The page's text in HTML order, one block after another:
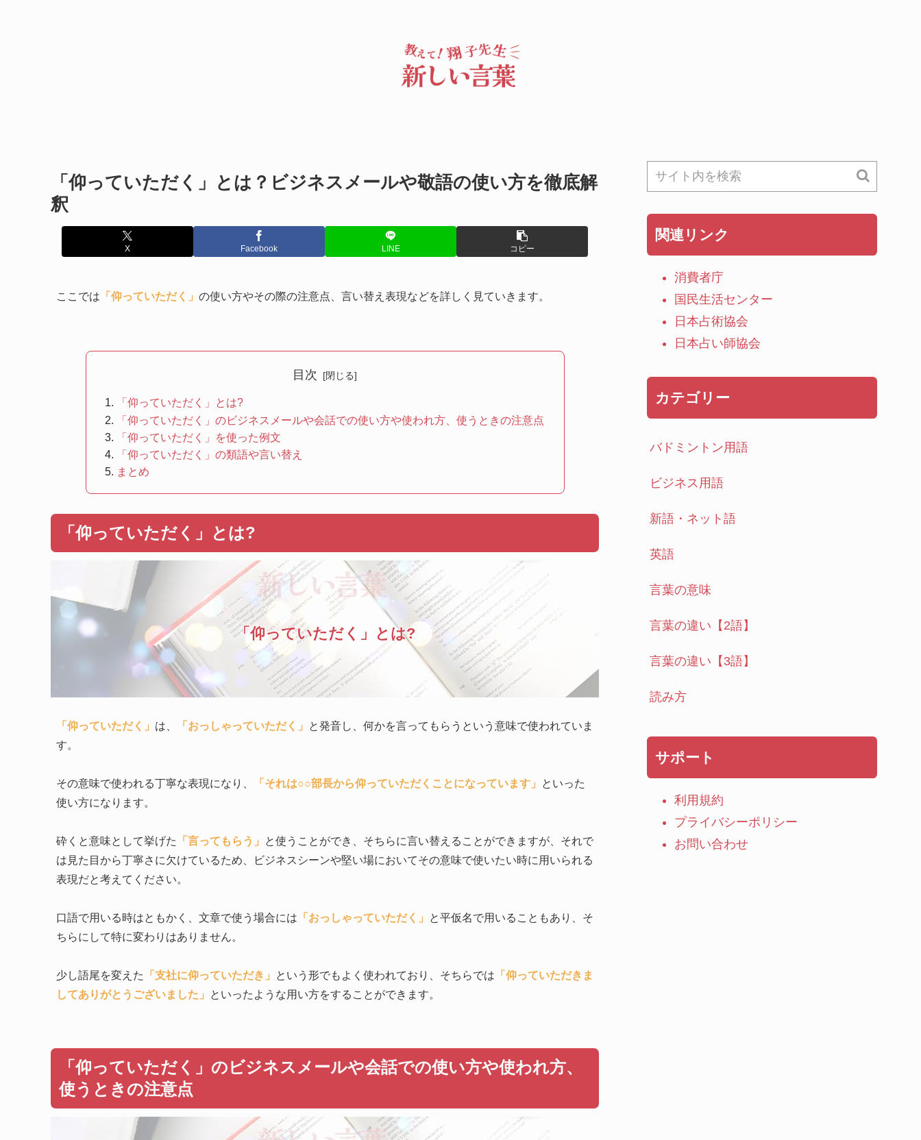
「仰っていただく」とは？ビジネスメールや敬語の使い方を徹底解
釈
X Facebook LINE コピー
ここでは 「仰っていただく」 の使い方やその際の注意点、言い替え表現などを詳しく見ていきます。
目次
「仰っていただく」とは?
「仰っていただく」のビジネスメールや会話での使い方や使われ方、使うときの注意点
「仰っていただく」を使った例文
「仰っていただく」の類語や言い替え
まとめ
「仰っていただく」とは?
「仰っていただく」とは?
「仰っていただく」 は、 「おっしゃっていただく」
と発音し、何かを言ってもらうという意味で使われていま
す。
その意味で使われる丁寧な表現になり、 「それは○○部長から仰っていただくことになっています」
といった
使い方になります。
砕くと意味として挙げた 「言ってもらう」
と使うことができ、そちらに言い替えることができますが、それで
は見た目から丁寧さに欠けているため、ビジネスシーンや堅い場においてその意味で使いたい時に用いられる
表現だと考えてください。
口語で用いる時はともかく、文章で使う場合には 「おっしゃっていただく」
と平仮名で用いることもあり、そ
ちらにして特に変わりはありません。
少し語尾を変えた 「支社に仰っていただき」 という形でもよく使われており、そちらでは 「仰っていただきま
してありがとうございました」
といったような用い方をすることができます。
「仰っていただく」のビジネスメールや会話での使い方や使われ方、
使うときの注意点
関連リンク
消費者庁
国民生活センター
日本占術協会
日本占い師協会
カテゴリー
バドミントン用語
ビジネス用語
新語・ネット語
英語
言葉の意味
言葉の違い【2語】
言葉の違い【3語】
読み方
サポート
利用規約
プライバシーポリシー
お問い合わせ